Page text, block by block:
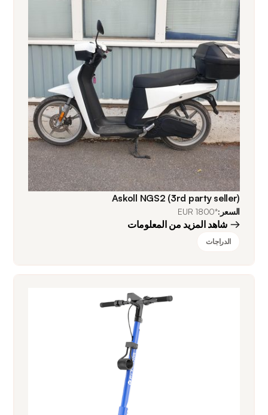
Askoll NGS2 (3rd party seller)
السعر:*1800 EUR
شاهد المزيد من المعلومات
الدراجات